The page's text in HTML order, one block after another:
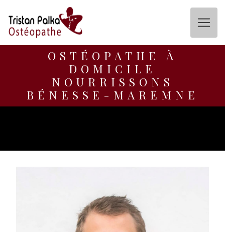
OSTÉOPATHE À
DOMICILE
NOURRISSONS
BÉNESSE-MAREMNE
Panneau de gestion des cookies